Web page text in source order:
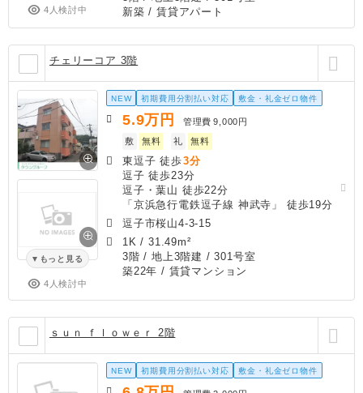
4人検討中
新築 / 賃貸アパート
チェリーコア 3階
もっと見る
4人検討中
NEW 初期費用分割払い対応 敷金・礼金ゼロ物件
5.9万円 管理費 9,000円
敷
無料 礼 無料
東逗子 徒歩3分
逗子 徒歩23分
逗子・葉山 徒歩22分
「京浜急行電鉄逗子線 神武寺」 徒歩19分
逗子市桜山4-3-15
1K /31.49m²
3階 / 地上3階建 / 301号室
築22年 / 賃貸マンション
ｓｕｎ ｆｌｏｗｅｒ 2階
NEW 初期費用分割払い対応 敷金・礼金ゼロ物件